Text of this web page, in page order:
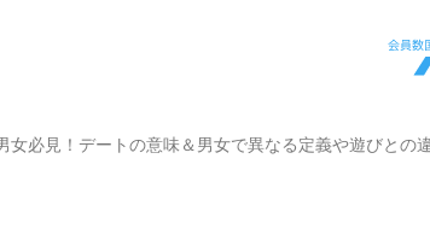
女必見！デートの意味＆男女で異なる定義や遊びとの